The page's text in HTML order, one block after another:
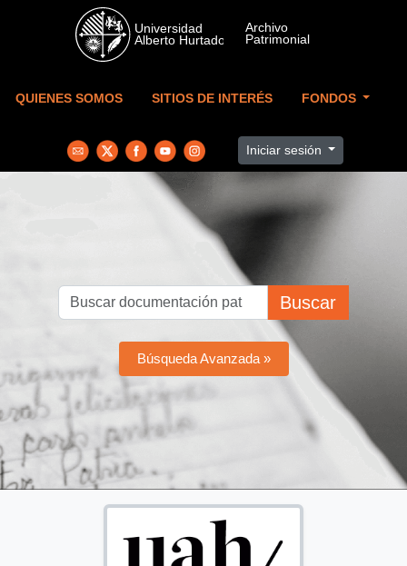
Skip to main content
QUIENES SOMOS SITIOS DE INTERÉS FONDOS
Iniciar sesión
Buscar
Búsqueda Avanzada »